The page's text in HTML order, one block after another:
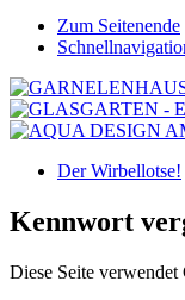
Zum Seitenende
Der Wirbellotse!
Kennwort
Diese Seite